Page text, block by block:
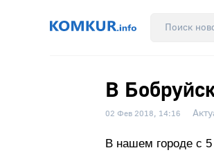
В
02 Фев 2018, 14:16
В нашем городе с